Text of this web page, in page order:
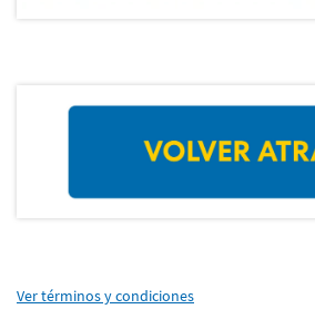
Ver términos y condiciones